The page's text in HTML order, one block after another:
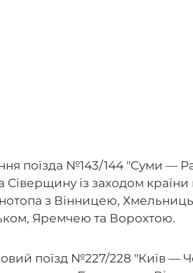
поїзда №143/144 "Суми —
із заходом країни
з Вінницею,
Яремчею та Ворохтою.
поїзд №227/228 "Київ —